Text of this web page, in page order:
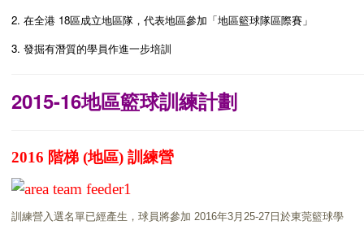
2. 在全港 18區成立地區隊，代表地區參加「地區籃球隊區際賽」
3. 發掘有潛質的學員作進一步培訓
2015-16地區籃球訓練計劃
2016 階梯 (地區) 訓練營
訓練營入選名單已經產生，球員將參加 2016年3月25-27日於東莞籃球學